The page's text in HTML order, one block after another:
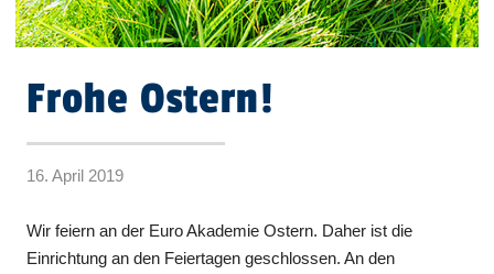
Frohe Ostern!
16. April 2019
Wir feiern an der Euro Akademie Ostern. Daher ist die
Einrichtung an den Feiertagen geschlossen. An den